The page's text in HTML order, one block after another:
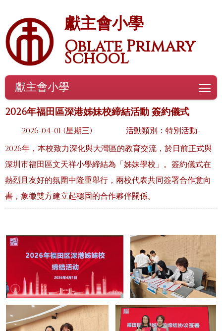
獻主會小學
Oblate Primary
School
獻主會小學
2026年福田區深港姊妹校締結活動 簽約儀式
2026-04-01 (星期三)
活動類別：特別活動-
2026年，本校致力深化與大灣區的教育交流，於日前正式與
深圳市福田區文天祥小學締結為「姊妹學校」。簽約儀式在
熱烈且友好的氛圍中隆重舉行，兩校代表共同簽署合作意向
書，象徵雙方建立起穩固的合作夥伴關係。